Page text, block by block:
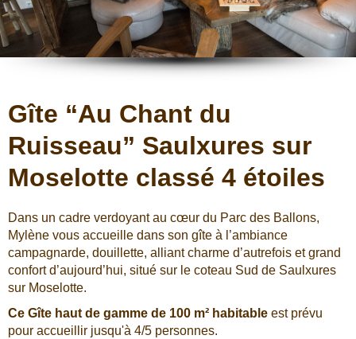
Gîte “Au Chant du
Ruisseau” Saulxures sur
Moselotte classé 4 étoiles
Dans un cadre verdoyant au cœur du Parc des Ballons,
Mylène vous accueille dans son gîte à l’ambiance
campagnarde, douillette, alliant charme d’autrefois et grand
confort d’aujourd’hui, situé sur le coteau Sud de Saulxures
sur Moselotte.
Ce Gîte haut de gamme de 100 m² habitable est prévu
pour accueillir jusqu'à 4/5 personnes.